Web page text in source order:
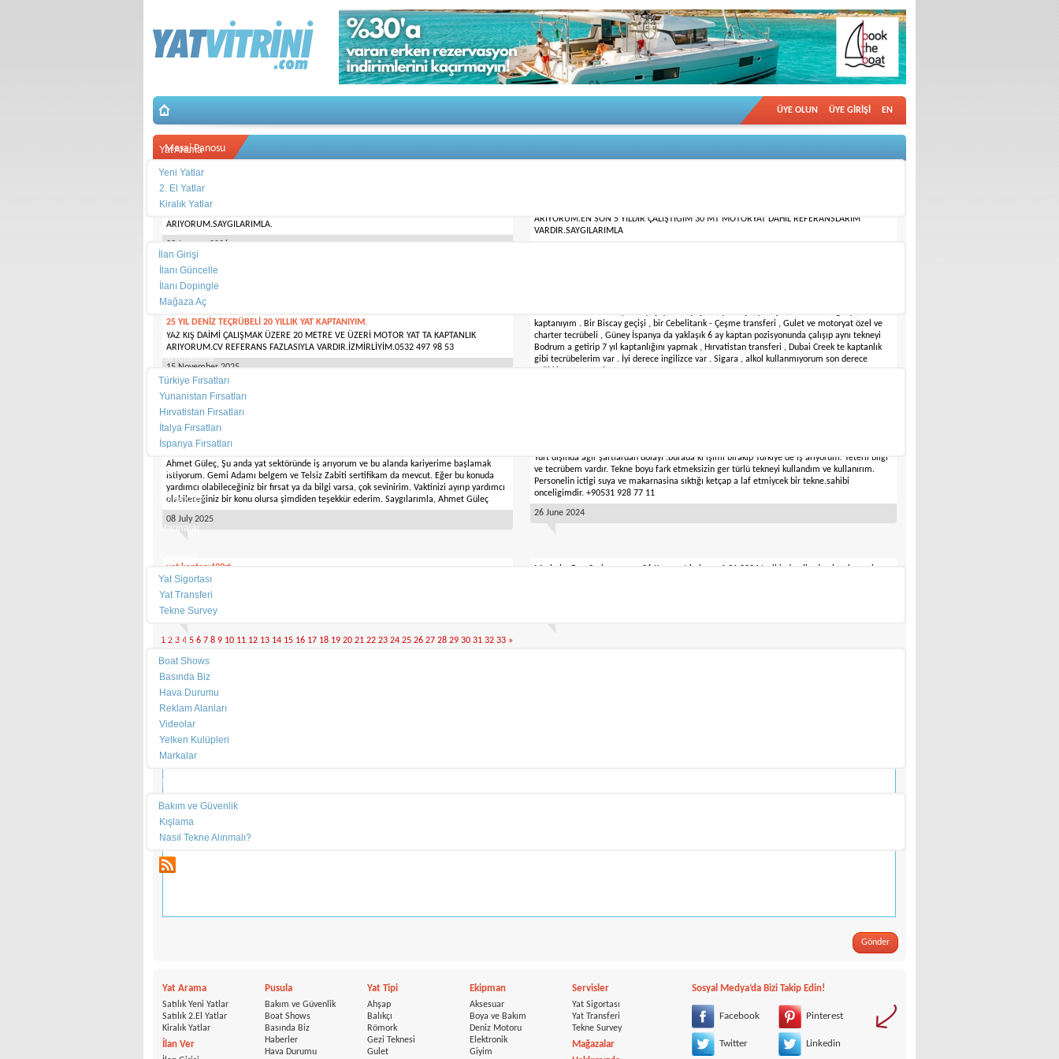
ÜYE OLUN ÜYE GİRİŞİ EN
Yat Arama
Yeni Yatlar
2. El Yatlar
Kiralık Yatlar
İlan Girişi
İlanı Güncelle
İlanı Dopingle
Mağaza Aç
Ekipman
Yat Kiralama
Türkiye Fırsatları
Yunanistan Fırsatları
Hırvatistan Fırsatları
İtalya Fırsatları
İspanya Fırsatları
Haberler
Mağazalar
Marinalar
Yat Sigortası
Yat Transferi
Tekne Survey
Pusula
Boat Shows
Basında Biz
Hava Durumu
Reklam Alanları
Videolar
Yelken Kulüpleri
Markalar
Teknik
Bakım ve Güvenlik
Kışlama
Nasıl Tekne Alınmalı?
Mesaj Panosu
21 YILLIK YAT KAPTANIYIM.0 532 162 93 83
MERHABA EN SON 5 YIL ÇALIŞTIĞIM 30 METRE SUNSKEER MOTORYAT İŞİMDE DAHİL
ARIYORUM.SAYGILARIMLA.
05 January 2026
ARIYORUM.EN SON 5 YILDIR ÇALIŞTIĞIM 30 MT MOTORYAT DAHİL REFERANSLARIM
VARDIR.SAYGILARIMLA
25 YIL DENİZ TEÇRÜBELİ 20 YILLIK YAT KAPTANIYIM.
YAZ KIŞ DAİMİ ÇALIŞMAK ÜZERE 20 METRE VE ÜZERİ MOTOR YAT TA KAPTANLIK
ARIYORUM.CV REFERANS FAZLASIYLA VARDIR.İZMİRLİYİM.0532 497 98 53
15 November 2025
kaptanıyım . Bir Biscay geçişi , bir Cebelitarık - Çeşme transferi , Gulet ve motoryat özel ve
charter tecrübeli , Güney İspanya da yaklaşık 6 ay kaptan pozisyonunda çalışıp aynı tekneyi
Bodrum a getirip 7 yıl kaptanlığını yapmak , Hırvatistan transferi , Dubai Creek te kaptanlık
gibi tecrübelerim var . İyi derece ingilizce var . Sigara , alkol kullanmıyorum son derece
Gemi adamı
Ahmet Güleç, Şu anda yat sektöründe iş arıyorum ve bu alanda kariyerime başlamak
istiyorum. Gemi Adamı belgem ve Telsiz Zabiti sertifikam da mevcut. Eğer bu konuda
yardımcı olabileceğiniz bir fırsat ya da bilgi varsa, çok sevinirim. Vaktinizi ayırıp yardımcı
olabileceğiniz bir konu olursa şimdiden teşekkür ederim. Saygılarımla, Ahmet Güleç
08 July 2025
Yurt dışında ağır şartlardan dolayı .burada ki işimi bırakıp Türkiye de iş arıyorum. Yeterli bilgi
ve tecrübem vardır. Tekne boyu fark etmeksizin ger türlü tekneyi kullandım ve kullanırım.
Personelin ictigi suya ve makarnasina sıktığı ketçap a laf etmiycek bir tekne.sahibi
onceligimdir. +90531 928 77 11
26 June 2024
yat kaptanı499rt.
Acil iş arıyorum gerekli belgelerim tamdır ve özel ticari,motoryat yelkenli deneyimlerim
fazlasıyla vardır.0535 595 0511
25 May 2024
Merhaba Ben Serkan yaşım 26 Kamarot belgem 1.01.2024 tarihinde elimde olucak gemi
1 2 3 4 5 6 7 8 9 10 11 12 13 14 15 16 17 18 19 20 21 22 23 24 25 26 27 28 29 30 31 32 33 »
Mesaj Panosuna Yaz
Başlık:
Mesaj:
Gönder
Yat Arama
Satılık Yeni Yatlar
Satılık 2.El Yatlar
Kiralık Yatlar
İlan Ver
Pusula
Bakım ve Güvenlik
Boat Shows
Basında Biz
Haberler
Hava Durumu
Yat Tipi
Ahşap
Balıkçı
Römork
Gezi Teknesi
Gulet
Ekipman
Aksesuar
Boya ve Bakım
Deniz Motoru
Elektronik
Giyim
Servisler
Yat Sigortası
Yat Transferi
Tekne Survey
Mağazalar
Sosyal Medya‘da Bizi Takip Edin!
Facebook Pinterest
Twitter Linkedin